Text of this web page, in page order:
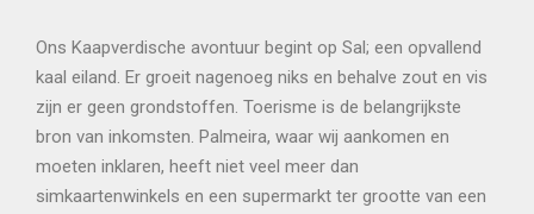
Ons Kaapverdische avontuur begint op Sal; een opvallend
kaal eiland. Er groeit nagenoeg niks en behalve zout en vis
zijn er geen grondstoffen. Toerisme is de belangrijkste
bron van inkomsten. Palmeira, waar wij aankomen en
moeten inklaren, heeft niet veel meer dan
simkaartenwinkels en een supermarkt ter grootte van een